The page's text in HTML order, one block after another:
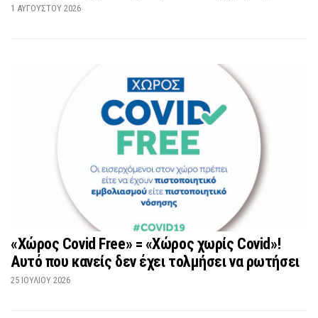
1 ΑΥΓΟΎΣΤΟΥ 2026
«Χώρος Covid Free» = «Χώρος χωρίς Covid»!
Αυτό που κανείς δεν έχει τολμήσει να ρωτήσει
25 ΙΟΥΛΊΟΥ 2026